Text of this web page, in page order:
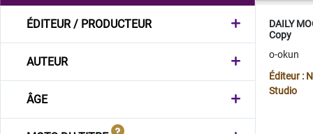
ÉDITEUR / PRODUCTEUR
AUTEUR
ÂGE
DAILY
Copy
o-okun
Éditeur :
Studio